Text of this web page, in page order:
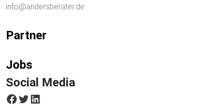
info@andersberater.de
Partner
Jobs
Social Media
facebook
twitterLinkedIn